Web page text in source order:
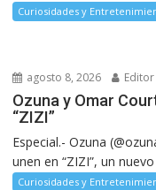
Curiosidades y
agosto 8, 2026 Editor
Ozuna y Omar
“ZIZI”
Especial.- Ozuna
unen en “ZIZI”, un
Curiosidades y